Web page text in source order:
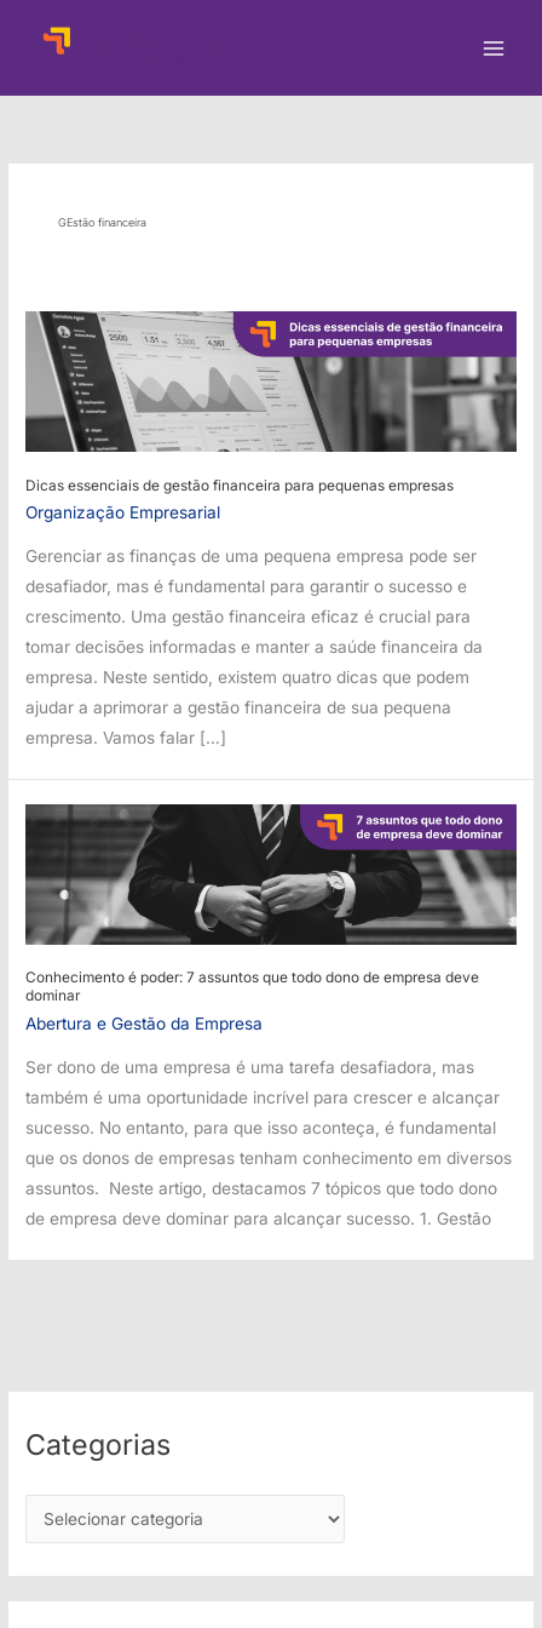
GEstão financeira
Dicas essenciais de gestão financeira para pequenas empresas
Organização Empresarial
Gerenciar as finanças de uma pequena empresa pode ser
desafiador, mas é fundamental para garantir o sucesso e
crescimento. Uma gestão financeira eficaz é crucial para
tomar decisões informadas e manter a saúde financeira da
empresa. Neste sentido, existem quatro dicas que podem
ajudar a aprimorar a gestão financeira de sua pequena
empresa. Vamos falar […]
Conhecimento é poder: 7 assuntos que todo dono de empresa deve
dominar
Abertura e Gestão da Empresa
Ser dono de uma empresa é uma tarefa desafiadora, mas
também é uma oportunidade incrível para crescer e alcançar
sucesso. No entanto, para que isso aconteça, é fundamental
que os donos de empresas tenham conhecimento em diversos
assuntos. Neste artigo, destacamos 7 tópicos que todo dono
de empresa deve dominar para alcançar sucesso. 1. Gestão
Categorias
a
t
e